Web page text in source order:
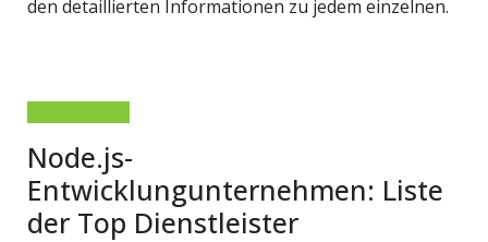
den detaillierten Informationen zu jedem einzelnen.
Node.js-
Entwicklungunternehmen: Liste
der Top Dienstleister